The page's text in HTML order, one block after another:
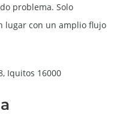
problema. Solo
lugar con un amplio flujo
Iquitos 16000